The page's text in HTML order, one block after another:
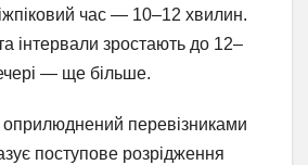
час — 10–12 хвилин.
інтервали зростають до 12–
— ще більше.
оприлюднений перевізниками
поступове розрідження